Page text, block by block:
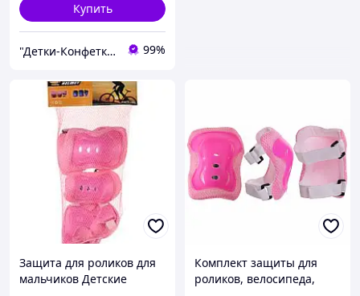
Купить
"Детки-Конфетки" 99%
Защита для роликов для
мальчиков Детские
Комплект защиты для
роликов, велосипеда,